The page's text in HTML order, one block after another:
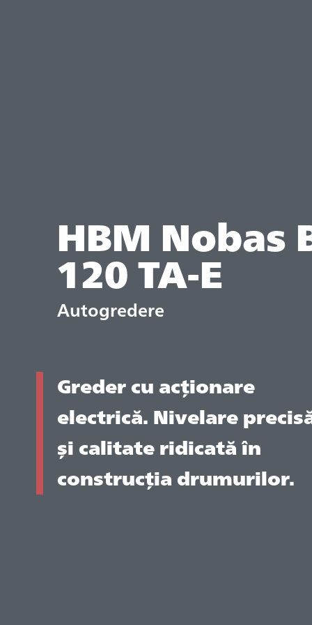
HBM Nobas
120 TA-E
Autogredere
Greder cu acționare
electrică. Nivelare
și calitate ridicată în
construcția drumurilor.